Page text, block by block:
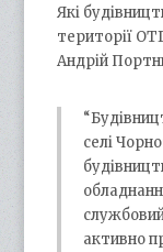
Які
території
Андрій
селі
активно